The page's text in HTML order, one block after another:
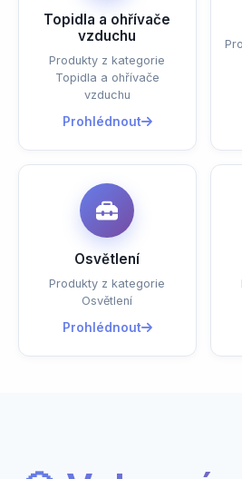
Topidla a ohřívače
vzduchu
Produkty z kategorie
Topidla a ohřívače
vzduchu
Prohlédnout
Osvětlení
Produkty z kategorie
Osvětlení
Prohlédnout